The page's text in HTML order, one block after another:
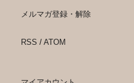
メルマガ登録・解除
RSS / ATOM